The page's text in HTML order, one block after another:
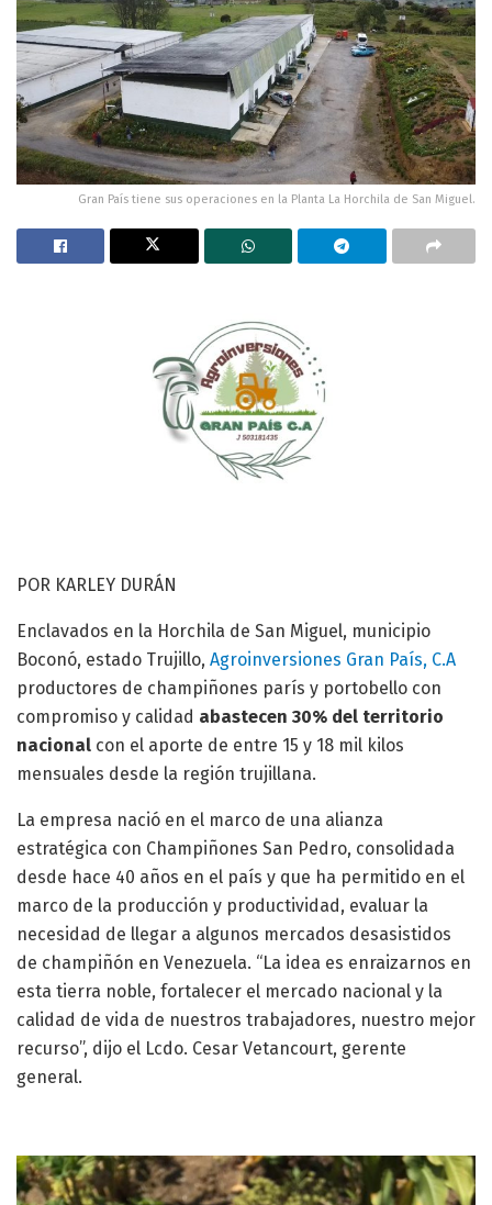
Gran País tiene sus operaciones en la Planta La Horchila de San Miguel.
POR KARLEY DURÁN
Enclavados en la Horchila de San Miguel, municipio
Boconó, estado Trujillo, Agroinversiones Gran País, C.A
productores de champiñones parís y portobello con
compromiso y calidad abastecen 30% del territorio
nacional con el aporte de entre 15 y 18 mil kilos
mensuales desde la región trujillana.
La empresa nació en el marco de una alianza
estratégica con Champiñones San Pedro, consolidada
desde hace 40 años en el país y que ha permitido en el
marco de la producción y productividad, evaluar la
necesidad de llegar a algunos mercados desasistidos
de champiñón en Venezuela. “La idea es enraizarnos en
esta tierra noble, fortalecer el mercado nacional y la
calidad de vida de nuestros trabajadores, nuestro mejor
recurso”, dijo el Lcdo. Cesar Vetancourt, gerente
general.